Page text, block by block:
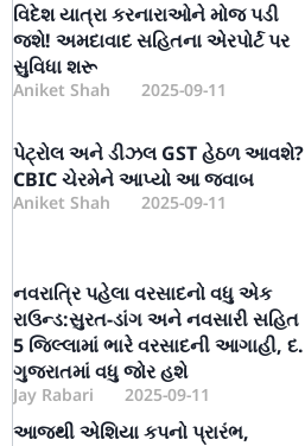
વિદેશ યાત્રા કરનારાઓને મોજ પડી
જશે! અમદાવાદ સહિતના એરપોર્ટ પર
સુવિધા શરૂ
Aniket Shah 2025-09-11
પેટ્રોલ અને ડીઝલ GST હેઠળ આવશે?
CBIC ચેરમેને આપ્યો આ જવાબ
Aniket Shah 2025-09-11
નવરાત્રિ પહેલા વરસાદનો વધુ એક
રાઉન્ડ:સુરત-ડાંગ અને નવસારી સહિત
5 જિલ્લામાં ભારે વરસાદની આગાહી, દ.
ગુજરાતમાં વધુ જોર હશે
Jay Rabari 2025-09-11
આજથી એશિયા કપનો પ્રારંભ,